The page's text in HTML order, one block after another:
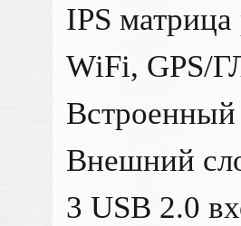
IPS
WiFi, GPS/
Внешний
3 USB 2.0